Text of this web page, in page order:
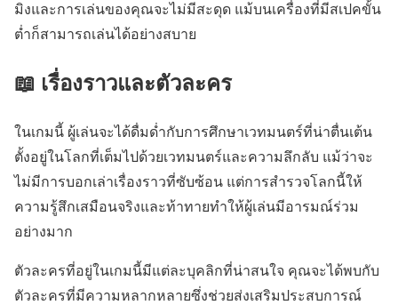
มิงและการเล่นของคุณจะไม่มีสะดุด แม้บนเครื่องที่มีสเปคขั้น
ต่ำก็สามารถเล่นได้อย่างสบาย
📖 เรื่องราวและตัวละคร
ในเกมนี้ ผู้เล่นจะได้ดื่มด่ำกับการศึกษาเวทมนตร์ที่น่าตื่นเต้น
ตั้งอยู่ในโลกที่เต็มไปด้วยเวทมนตร์และความลึกลับ แม้ว่าจะ
ไม่มีการบอกเล่าเรื่องราวที่ซับซ้อน แต่การสำรวจโลกนี้ให้
ความรู้สึกเสมือนจริงและท้าทายทำให้ผู้เล่นมีอารมณ์ร่วม
อย่างมาก
ตัวละครที่อยู่ในเกมนี้มีแต่ละบุคลิกที่น่าสนใจ คุณจะได้พบกับ
ตัวละครที่มีความหลากหลายซึ่งช่วยส่งเสริมประสบการณ์